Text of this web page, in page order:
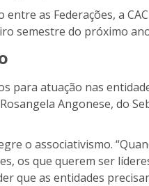
as Federações, a
semestre do próximo
para atuação nas
Angonese, do
o associativismo.
os que querem ser
que as entidades